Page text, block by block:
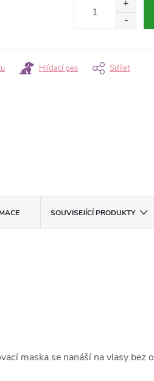
Hlídací pes Sdílet
SOUVISEJÍCÍ PRODUKTY
maska se nanáší na vlasy bez